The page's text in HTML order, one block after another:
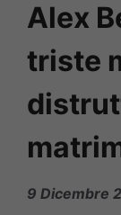
Alex
triste
9 Dicembre